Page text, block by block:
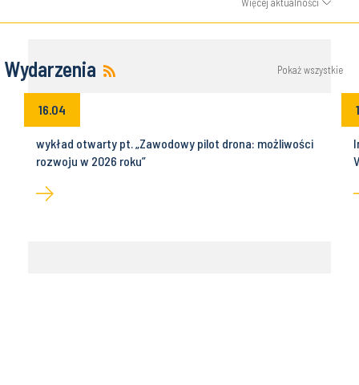
Wydarzenia Pokaż wszystkie
16.04
wykład otwarty pt. „Zawodowy pilot drona: możliwości
rozwoju w 2026 roku”